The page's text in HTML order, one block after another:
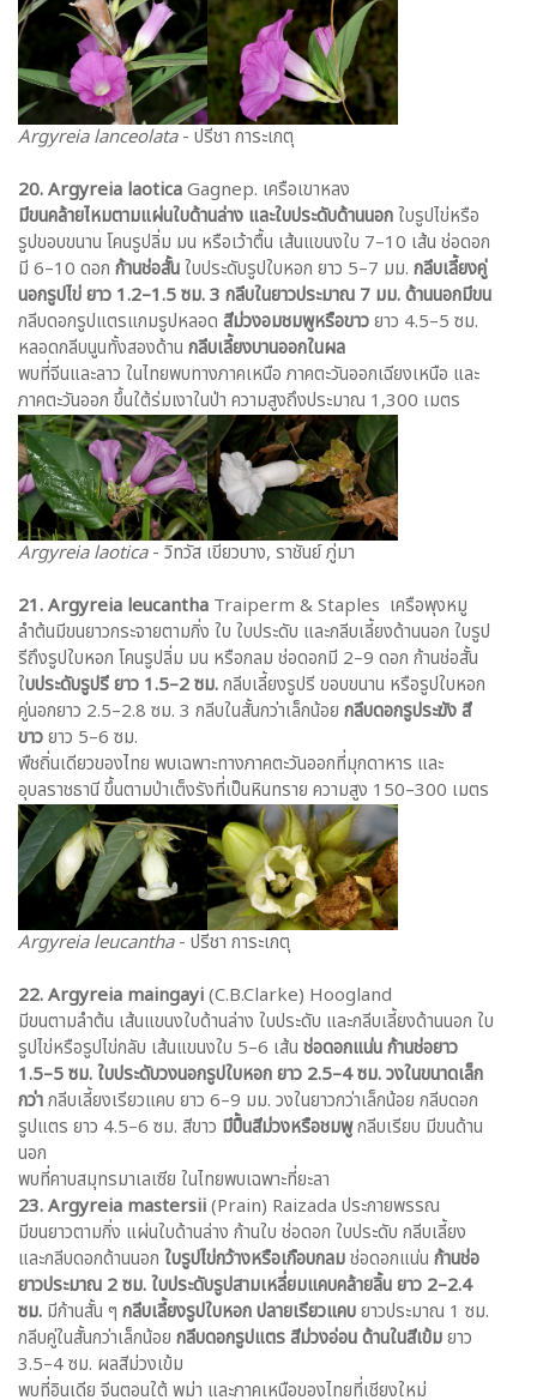
Argyreia lanceolata- ปรีชา การะเกตุ
20. Argyreia laoticaGagnep. เครือเขาหลง
มีขนคล้ายไหมตามแผ่นใบด้านล่าง และใบประดับด้านนอกใบรูปไข่หรือ
รูปขอบขนาน โคนรูปลิ่ม มน หรือเว้าตื้น เส้นแขนงใบ 7–10 เส้น ช่อดอก
มี 6–10 ดอก ก้านช่อสั้นใบประดับรูปใบหอก ยาว 5–7 มม. กลีบเลี้ยงคู่
นอกรูปไข่ ยาว 1.2–1.5 ซม. 3 กลีบในยาวประมาณ 7 มม. ด้านนอกมีขน
กลีบดอกรูปแตรแกมรูปหลอด สีม่วงอมชมพูหรือขาวยาว 4.5–5 ซม.
หลอดกลีบนูนทั้งสองด้าน กลีบเลี้ยงบานออกในผล
พบที่จีนและลาว ในไทยพบทางภาคเหนือ ภาคตะวันออกเฉียงเหนือ และ
ภาคตะวันออก ขึ้นใต้ร่มเงาในป่า ความสูงถึงประมาณ 1,300 เมตร
Argyreia laotica- วิทวัส เขียวบาง, ราชันย์ ภู่มา
21. Argyreia leucantha Traiperm & Staples เครือพุงหมู
ลำต้นมีขนยาวกระจายตามกิ่ง ใบ ใบประดับ และกลีบเลี้ยงด้านนอก ใบรูป
รีถึงรูปใบหอก โคนรูปลิ่ม มน หรือกลม ช่อดอกมี 2–9 ดอก ก้านช่อสั้น
ใบประดับรูปรี ยาว 1.5–2 ซม.กลีบเลี้ยงรูปรี ขอบขนาน หรือรูปใบหอก
คู่นอกยาว 2.5–2.8 ซม. 3 กลีบในสั้นกว่าเล็กน้อย กลีบดอกรูประฆัง สี
ขาวยาว 5–6 ซม.
พืชถิ่นเดียวของไทย พบเฉพาะทางภาคตะวันออกที่มุกดาหาร และ
อุบลราชธานี ขึ้นตามป่าเต็งรังที่เป็นหินทราย ความสูง 150–300 เมตร
Argyreia leucantha- ปรีชา การะเกตุ
22. Argyreia maingayi(C.B.Clarke) Hoogland
มีขนตามลำต้น เส้นแขนงใบด้านล่าง ใบประดับ และกลีบเลี้ยงด้านนอก ใบ
รูปไข่หรือรูปไข่กลับ เส้นแขนงใบ 5–6 เส้น ช่อดอกแน่น ก้านช่อยาว
1.5–5 ซม. ใบประดับวงนอกรูปใบหอก ยาว 2.5–4 ซม. วงในขนาดเล็ก
กว่ากลีบเลี้ยงเรียวแคบ ยาว 6–9 มม. วงในยาวกว่าเล็กน้อย กลีบดอก
รูปแตร ยาว 4.5–6 ซม. สีขาว มีปื้นสีม่วงหรือชมพูกลีบเรียบ มีขนด้าน
นอก
พบที่คาบสมุทรมาเลเซีย ในไทยพบเฉพาะที่ยะลา
23. Argyreia mastersii(Prain) Raizada ประกายพรรณ
มีขนยาวตามกิ่ง แผ่นใบด้านล่าง ก้านใบ ช่อดอก ใบประดับ กลีบเลี้ยง
และกลีบดอกด้านนอก ใบรูปไข่กว้างหรือเกือบกลมช่อดอกแน่น ก้านช่อ
ยาวประมาณ 2 ซม. ใบประดับรูปสามเหลี่ยมแคบคล้ายลิ้น ยาว 2–2.4
ซม. มีก้านสั้น ๆ กลีบเลี้ยงรูปใบหอก ปลายเรียวแคบยาวประมาณ 1 ซม.
กลีบคู่ในสั้นกว่าเล็กน้อย กลีบดอกรูปแตร สีม่วงอ่อน ด้านในสีเข้มยาว
3.5–4 ซม. ผลสีม่วงเข้ม
พบที่อินเดีย จีนตอนใต้ พม่า และภาคเหนือของไทยที่เชียงใหม่